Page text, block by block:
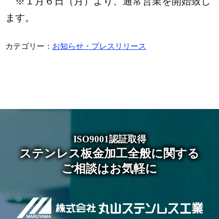
ます。
カテゴリー： お知らせ・プレスリリース
ISO9001認証取得
ステンレス板金加工全般に関する
ご相談はお気軽に